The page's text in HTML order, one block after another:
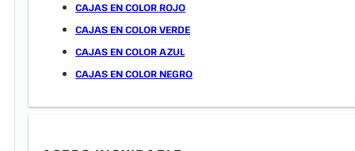
CAJAS EN COLOR ROJO
CAJAS EN COLOR VERDE
CAJAS EN COLOR AZUL
CAJAS EN COLOR NEGRO